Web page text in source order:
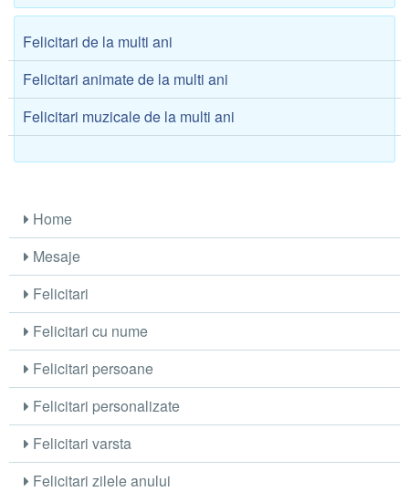
Felicitari de la multi ani
Felicitari animate de la multi ani
Felicitari muzicale de la multi ani
Home
Mesaje
Felicitari
Felicitari cu nume
Felicitari persoane
Felicitari personalizate
Felicitari varsta
Felicitari zilele anului